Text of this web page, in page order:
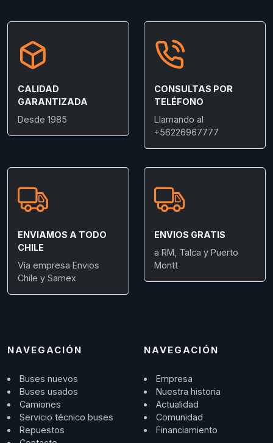
CALIDAD
GARANTIZADA
Desde 1985
CONSULTAS POR
TELÉFONO
Llamando al
+56226967777
ENVIAMOS A TODO
CHILE
Vía empresa Envios
Chile y Samex
ENVIOS GRATIS
a RM, Talca y Puerto
Montt
NAVEGACIÓN
Buses nuevos
Buses usados
Camiones
Servicio técnico buses
Repuestos
NAVEGACIÓN
Empresa
Nuestra historia
Actualidad
Comunidad
Financiamiento